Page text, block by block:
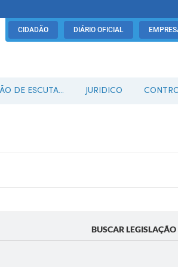
CIDADÃO DIÁRIO OFICIAL
DE ESCUTA... JURIDICO
BUSCAR LEGISLAÇÃO